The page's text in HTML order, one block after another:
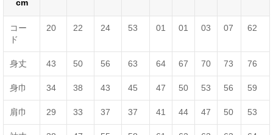
cm
コー
ド
20 22 24 53 01 01 03 07 62
身丈 43 50 56 63 64 67 70 73 76
身巾 34 38 43 45 47 50 53 56 59
肩巾 29 33 37 37 41 44 47 50 53